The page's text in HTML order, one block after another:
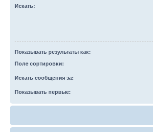
Искать:
Показывать результаты как:
Поле сортировки:
Искать сообщения за:
Показывать первые: